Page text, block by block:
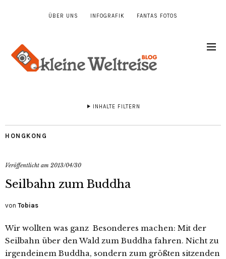
ÜBER UNS INFOGRAFIK FANTAS FOTOS
INHALTE FILTERN
HONGKONG
Veröffentlicht am 2013/04/30
Seilbahn zum Buddha
von Tobias
Wir wollten was ganz Besonderes machen: Mit der
Seilbahn über den Wald zum Buddha fahren. Nicht zu
irgendeinem Buddha, sondern zum größten sitzenden